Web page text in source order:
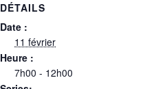
DÉTAILS
Date :
11 février
Heure :
7h00 - 12h00